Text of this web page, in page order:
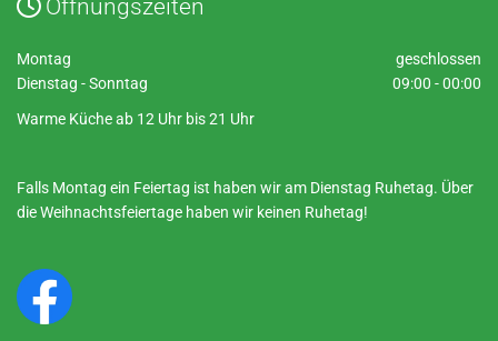
Öffnungszeiten
Montag
geschlossen
Dienstag - Sonntag
09:00 - 00:00
Warme Küche ab 12 Uhr bis 21 Uhr
Falls Montag ein Feiertag ist haben wir am Dienstag Ruhetag. Über
die Weihnachtsfeiertage haben wir keinen Ruhetag!